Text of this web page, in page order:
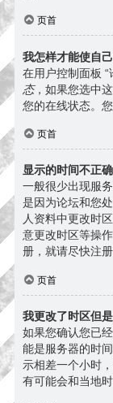
页首
我怎样才能使自
在用户控制面板
态，如果您选中
您的在线状态。
页首
显示的时间不正
一般很少出现服
是因为论坛和您
人资料中更改时
意更改时区等操
册，就请尽快注册
页首
我更改了时区但
如果您确认您已
能是服务器的时
示相差一个小时
有可能会和当地